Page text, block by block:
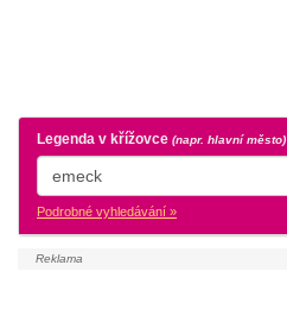
Legenda v křížovce (napr. hlavní město)
Podrobné vyhledávání »